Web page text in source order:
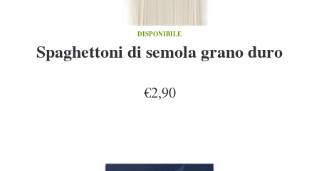
DISPONIBILE
Spaghettoni di semola grano duro
€2,90